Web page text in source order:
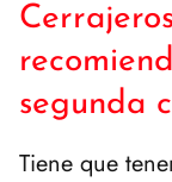
segunda
Tiene que